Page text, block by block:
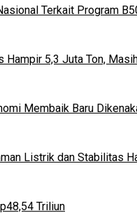
Terkait Program
Hampir 5,3 Juta Ton,
Membaik Baru
Listrik dan Stabilitas
Triliun